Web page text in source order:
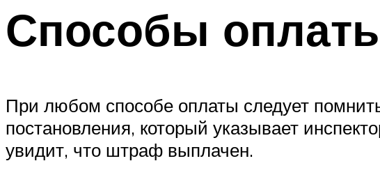
Способы
При любом способе оплаты следует
постановления, который указывает
увидит, что штраф выплачен.